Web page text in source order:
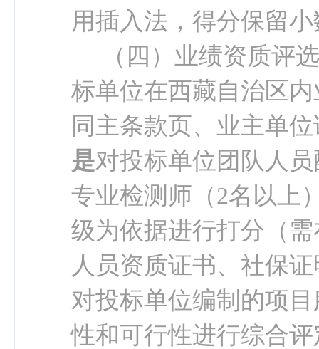
用插入法，得分保留
（ 四 ） 业绩资质评
标单位在西藏自治区
同主条款页、业主单
是对投标单位团队人
专业检测师（2名以上
级为依据进行打分（
人员资质证书、社保
对投标单位编制的项
性和可行性进行综合